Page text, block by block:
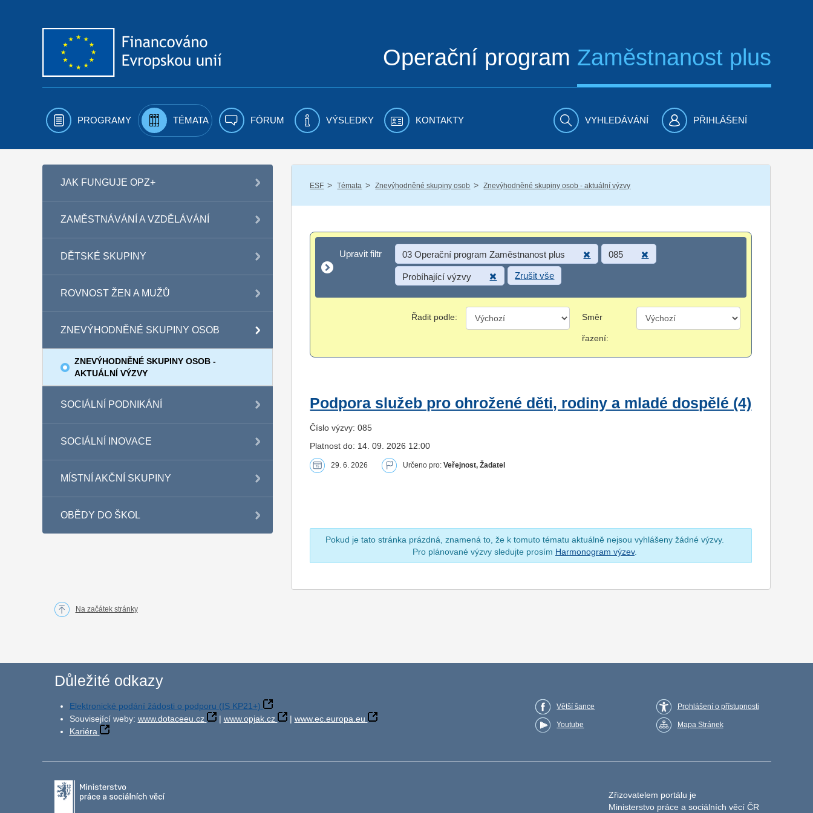
Operační program Zaměstnanost plus
PROGRAMY TÉMATA FÓRUM VÝSLEDKY KONTAKTY VYHLEDÁVÁNÍ PŘIHLÁŠENÍ
JAK FUNGUJE OPZ+
ZAMĚSTNÁVÁNÍ A VZDĚLÁVÁNÍ
DĚTSKÉ SKUPINY
ROVNOST ŽEN A MUŽŮ
ZNEVÝHODNĚNÉ SKUPINY OSOB
ZNEVÝHODNĚNÉ SKUPINY OSOB -
AKTUÁLNÍ VÝZVY
SOCIÁLNÍ PODNIKÁNÍ
SOCIÁLNÍ INOVACE
MÍSTNÍ AKČNÍ SKUPINY
OBĚDY DO ŠKOL
ESF / Témata / Znevýhodněné skupiny osob / Znevýhodněné skupiny osob - aktuální výzvy
Upravit filtr
Upravit filtr 03 Operační program Zaměstnanost plus 085
Probíhající výzvy Zrušit vše
Řadit podle: Směr
řazení:
Podpora služeb pro ohrožené děti, rodiny a mladé dospělé (4)
Číslo výzvy: 085
Platnost do: 14. 09. 2026 12:00
29. 6. 2026 Určeno pro:Veřejnost, Žadatel
Pokud je tato stránka prázdná, znamená to, že k tomuto tématu aktuálně nejsou vyhlášeny žádné výzvy.
Pro plánované výzvy sledujte prosím Harmonogram výzev.
Na začátek stránky
Důležité odkazy
Elektronické podání žádosti o podporu (IS KP21+)
Související weby: www.dotaceeu.cz | www.opjak.cz | www.ec.europa.eu
Kariéra
Větší šance
Youtube
Prohlášení o přístupnosti
Mapa Stránek
Zřizovatelem portálu je
Ministerstvo práce a sociálních věcí ČR